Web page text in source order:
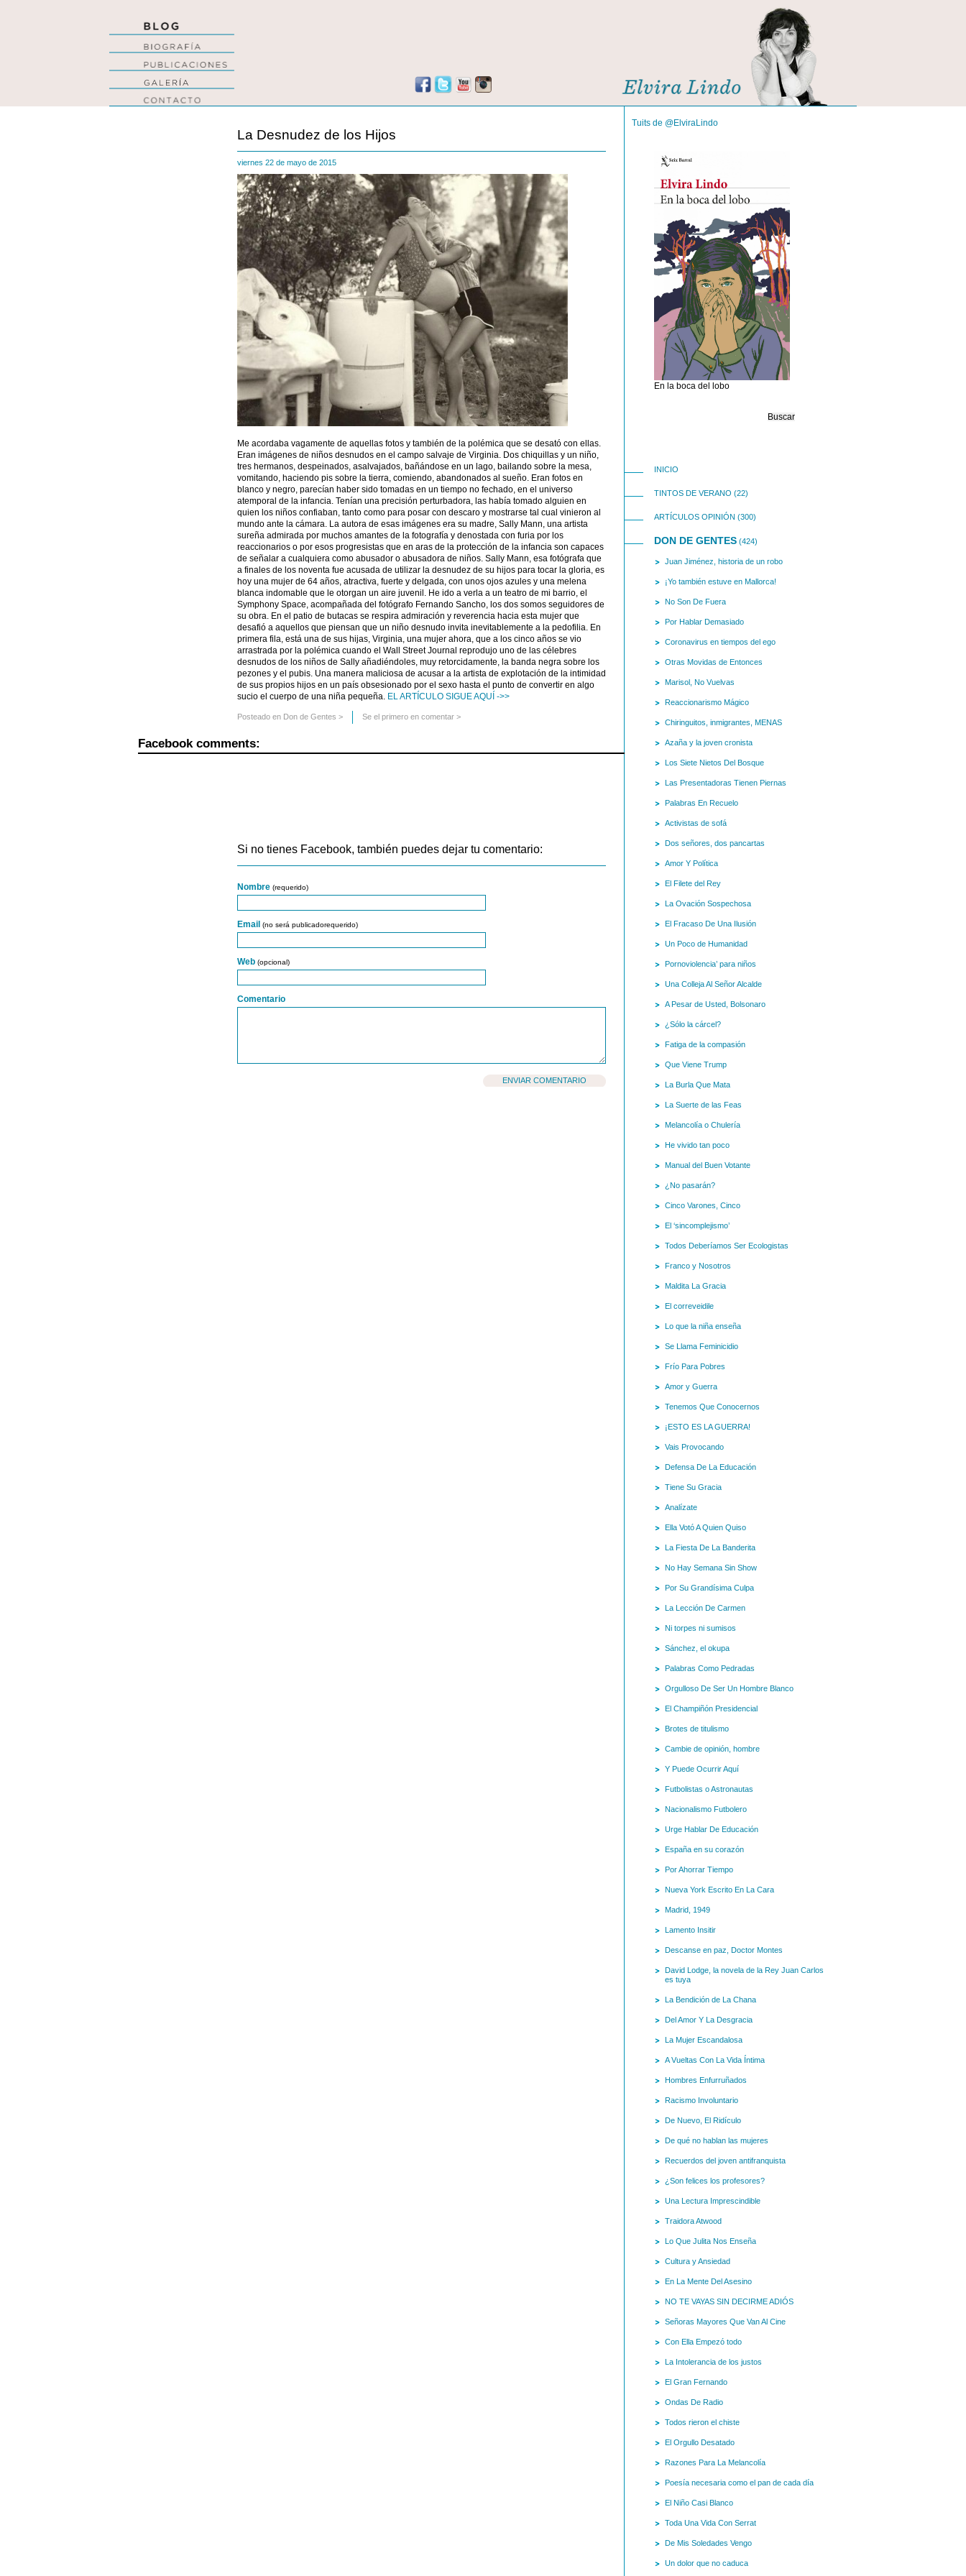
La Desnudez de los Hijos
viernes 22 de mayo de 2015
Me acordaba vagamente de aquellas fotos y también de la polémica que se desató con ellas.
Eran imágenes de niños desnudos en el campo salvaje de Virginia. Dos chiquillas y un niño,
tres hermanos, despeinados, asalvajados, bañándose en un lago, bailando sobre la mesa,
vomitando, haciendo pis sobre la tierra, comiendo, abandonados al sueño. Eran fotos en
blanco y negro, parecían haber sido tomadas en un tiempo no fechado, en el universo
atemporal de la infancia. Tenían una precisión perturbadora, las había tomado alguien en
quien los niños confiaban, tanto como para posar con descaro y mostrarse tal cual vinieron al
mundo ante la cámara. La autora de esas imágenes era su madre, Sally Mann, una artista
sureña admirada por muchos amantes de la fotografía y denostada con furia por los
reaccionarios o por esos progresistas que en aras de la protección de la infancia son capaces
de señalar a cualquiera como abusador o abusadora de niños. Sally Mann, esa fotógrafa que
a finales de los noventa fue acusada de utilizar la desnudez de su hijos para tocar la gloria, es
hoy una mujer de 64 años, atractiva, fuerte y delgada, con unos ojos azules y una melena
blanca indomable que le otorgan un aire juvenil. He ido a verla a un teatro de mi barrio, el
Symphony Space, acompañada del fotógrafo Fernando Sancho, los dos somos seguidores de
su obra. En el patio de butacas se respira admiración y reverencia hacia esta mujer que
desafió a aquellos que piensan que un niño desnudo invita inevitablemente a la pedofilia. En
primera fila, está una de sus hijas, Virginia, una mujer ahora, que a los cinco años se vio
arrastrada por la polémica cuando el Wall Street Journal reprodujo uno de las célebres
desnudos de los niños de Sally añadiéndoles, muy retorcidamente, la banda negra sobre los
pezones y el pubis. Una manera maliciosa de acusar a la artista de explotación de la intimidad
de sus propios hijos en un país obsesionado por el sexo hasta el punto de convertir en algo
sucio el cuerpo de una niña pequeña. EL ARTÍCULO SIGUE AQUÍ ->>
Posteado en Don de Gentes > Se el primero en comentar >
Facebook comments:
Si no tienes Facebook, también puedes dejar tu comentario:
Nombre (requerido)
Email (no será publicadorequerido)
Web (opcional)
Comentario
Tuits de @ElviraLindo
En la boca del lobo
INICIO
TINTOS DE VERANO (22)
ARTÍCULOS OPINIÓN (300)
DON DE GENTES (424)
Juan Jiménez, historia de un robo
¡Yo también estuve en Mallorca!
No Son De Fuera
Por Hablar Demasiado
Coronavirus en tiempos del ego
Otras Movidas de Entonces
Marisol, No Vuelvas
Reaccionarismo Mágico
Chiringuitos, inmigrantes, MENAS
Azaña y la joven cronista
Los Siete Nietos Del Bosque
Las Presentadoras Tienen Piernas
Palabras En Recuelo
Activistas de sofá
Dos señores, dos pancartas
Amor Y Política
El Filete del Rey
La Ovación Sospechosa
El Fracaso De Una Ilusión
Un Poco de Humanidad
Pornoviolencia’ para niños
Una Colleja Al Señor Alcalde
A Pesar de Usted, Bolsonaro
¿Sólo la cárcel?
Fatiga de la compasión
Que Viene Trump
La Burla Que Mata
La Suerte de las Feas
Melancolía o Chulería
He vivido tan poco
Manual del Buen Votante
¿No pasarán?
Cinco Varones, Cinco
El ‘sincomplejismo’
Todos Deberíamos Ser Ecologistas
Franco y Nosotros
Maldita La Gracia
El correveidile
Lo que la niña enseña
Se Llama Feminicidio
Frío Para Pobres
Amor y Guerra
Tenemos Que Conocernos
¡ESTO ES LA GUERRA!
Vais Provocando
Defensa De La Educación
Tiene Su Gracia
Analízate
Ella Votó A Quien Quiso
La Fiesta De La Banderita
No Hay Semana Sin Show
Por Su Grandísima Culpa
La Lección De Carmen
Ni torpes ni sumisos
Sánchez, el okupa
Palabras Como Pedradas
Orgulloso De Ser Un Hombre Blanco
El Champiñón Presidencial
Brotes de titulismo
Cambie de opinión, hombre
Y Puede Ocurrir Aquí
Futbolistas o Astronautas
Nacionalismo Futbolero
Urge Hablar De Educación
España en su corazón
Por Ahorrar Tiempo
Nueva York Escrito En La Cara
Madrid, 1949
Lamento Insitir
Descanse en paz, Doctor Montes
David Lodge, la novela de la Rey Juan Carlos
es tuya
La Bendición de La Chana
Del Amor Y La Desgracia
La Mujer Escandalosa
A Vueltas Con La Vida Íntima
Hombres Enfurruñados
Racismo Involuntario
De Nuevo, El Ridículo
De qué no hablan las mujeres
Recuerdos del joven antifranquista
¿Son felices los profesores?
Una Lectura Imprescindible
Traidora Atwood
Lo Que Julita Nos Enseña
Cultura y Ansiedad
En La Mente Del Asesino
NO TE VAYAS SIN DECIRME ADIÓS
Señoras Mayores Que Van Al Cine
Con Ella Empezó todo
La Intolerancia de los justos
El Gran Fernando
Ondas De Radio
Todos rieron el chiste
El Orgullo Desatado
Razones Para La Melancolía
Poesía necesaria como el pan de cada día
El Niño Casi Blanco
Toda Una Vida Con Serrat
De Mis Soledades Vengo
Un dolor que no caduca